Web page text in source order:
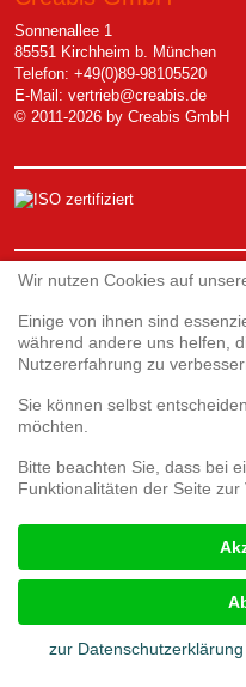
Sonnenallee 1
85551 Kirchheim b. München
Telefon: +49(0)89-98105520
E-Mail: vertrieb@creabis.de
© 2011-2026 by Creabis GmbH
Service
Webshop
Umfrage 3D-Druck
Umfrage zur Kundenzufriedenheit
Reklamationsformular
Impressum
Cookies
Datenschutz
Wir nutzen Cookies auf
Einige von ihnen sind
während andere uns helfen,
Nutzererfahrung zu
Sie können selbst
möchten.
Bitte beachten Sie, dass bei
Funktionalitäten der Seite zur
zur